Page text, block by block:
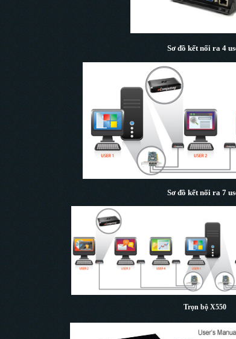
Sơ đồ kết nối ra 4
Sơ đồ kết nối ra 7
Trọn bộ X550